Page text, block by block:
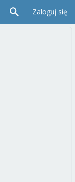
Zaloguj się